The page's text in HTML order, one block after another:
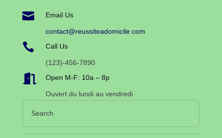
 Email Us
contact@reussiteadomicile.com
 Call Us
(123)-456-7890
 Open M-F: 10a – 8p
Ouvert du lundi au vendredi